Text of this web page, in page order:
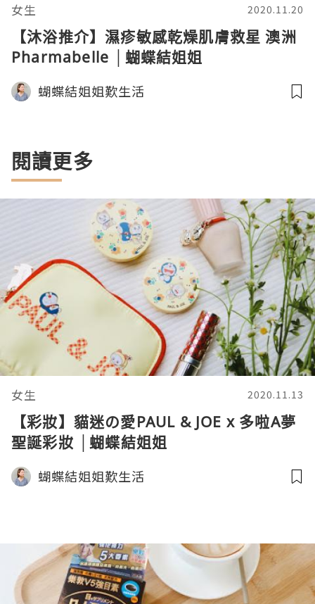
女生 2020.11.20
【沐浴推介】濕疹敏感乾燥肌膚救星 澳洲
Pharmabelle │蝴蝶結姐姐
蝴蝶結姐姐歎生活
閱讀更多
女生 2020.11.13
【彩妝】貓迷の愛PAUL & JOE x 多啦A夢
聖誕彩妝 │蝴蝶結姐姐
蝴蝶結姐姐歎生活